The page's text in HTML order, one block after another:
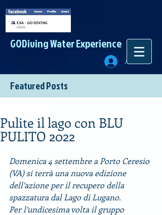
GODivingWater Experience
Accedi
Featured Posts
Pulite il lago con BLU
PULITO 2022
Domenica 4 settembre a Porto Ceresio
(VA) si terrà una nuova edizione
dell’azione per il recupero della
spazzatura dal Lago di Lugano.
Per l’undicesima volta il gruppo